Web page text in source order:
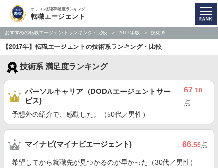
オリコン顧客満足度ランキング
転職エージェント
おすすめの転職エージェントランキング・比較 2017年版 技術系
【2017年】転職エージェントの技術系ランキング・比較
技術系 満足度ランキング
パーソルキャリア（DODAエージェントサー
ビス)
67.10
点
予想外の紹介で、感動した。（50代／男性）
マイナビ(マイナビエージェント) 66.59点
希望してから就職先が見つかるのが早かった（30代／男性）